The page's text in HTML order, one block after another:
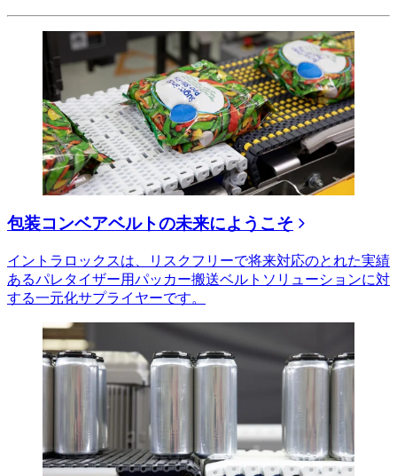
包装コンベアベルトの未来にようこそ
イントラロックスは、リスクフリーで将来対応のとれた実績
あるパレタイザー用パッカー搬送ベルトソリューションに対
する一元化サプライヤーです。